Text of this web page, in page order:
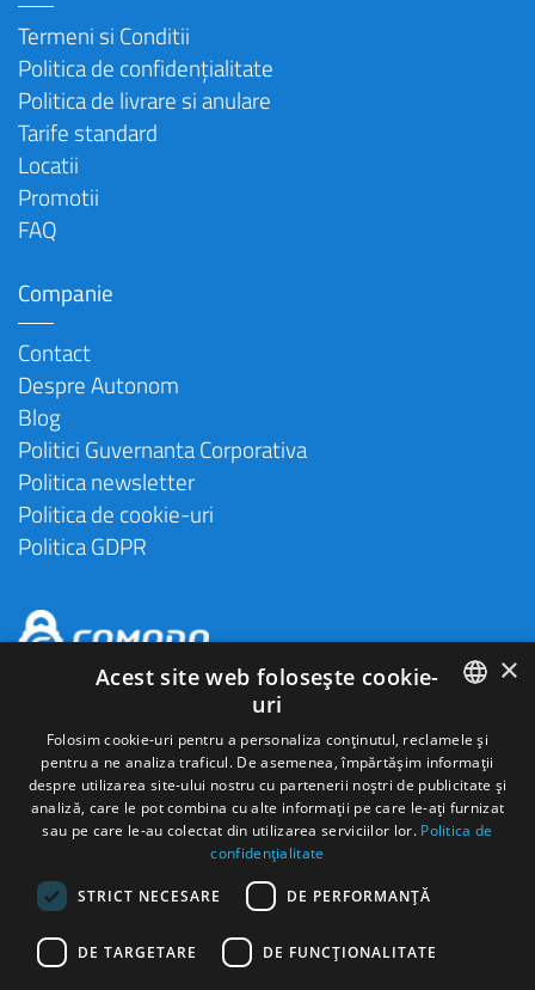
Termeni si Conditii
Politica de confidențialitate
Politica de livrare si anulare
Tarife standard
Locatii
Promotii
FAQ
Companie
Contact
Despre Autonom
Blog
Politici Guvernanta Corporativa
Politica newsletter
Politica de cookie-uri
Politica GDPR
Autonom Services S.A Cod de identificare fiscala 18433260
reg. comJ2006000280271
Activitate principală:Activităţi de închiriere şi leasing cu autoturisme şi
autovehicule rutiere uşoare, clasa CAEN 7711
ROMANIAN
HUNGARIAN
ITALIAN
×
Acest site web folosește cookie-
uri
Folosim cookie-uri pentru a personaliza conținutul, reclamele și
pentru a ne analiza traficul. De asemenea, împărtășim informații
despre utilizarea site-ului nostru cu partenerii noștri de publicitate și
analiză, care le pot combina cu alte informații pe care le-ați furnizat
sau pe care le-au colectat din utilizarea serviciilor lor. Politica de
confidențialitate
STRICT NECESARE DE PERFORMANȚĂ
DE TARGETARE DE FUNCŢIONALITATE